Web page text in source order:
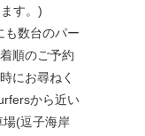
す。)
も数台のパー
順のご予約
にお尋ねく
から近い
場(逗子海岸